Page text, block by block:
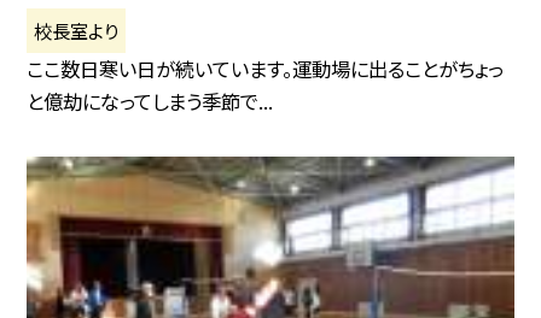
校長室より
ここ数日寒い日が続いています。運動場に出ることがちょっ
と億劫になってしまう季節で...